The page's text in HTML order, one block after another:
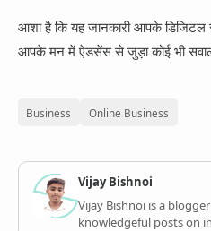
आशा है कि यह जानकारी आपके डिजिटल
आपके मन में ऐडसेंस से जुड़ा कोई भी
Business Online Business
Vijay Bishnoi
Vijay Bishnoi is a
knowledgeful posts on